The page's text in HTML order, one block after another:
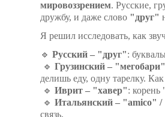
мировоззрением. Русские,
дружбу, и даже слово "друг"
Я решил исследовать, как
🔹 Русский – "друг":
🔹 Грузинский – "мегобари"
делишь еду, одну тарелку.
🔹 Иврит – "хавер": корень
🔹 Итальянский – "amico" /
связь.